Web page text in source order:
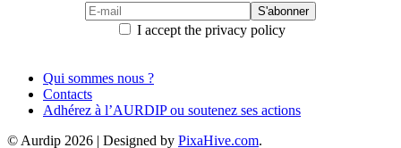
I accept the privacy policy
Qui sommes nous ?
Contacts
Adhérez à l’AURDIP ou soutenez ses actions
© Aurdip 2026 | Designed by PixaHive.com.